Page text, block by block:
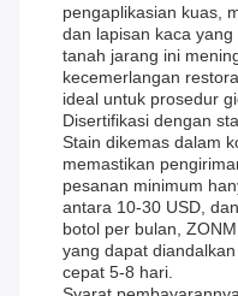
pengaplikasian kuas,
dan lapisan kaca
tanah jarang ini
kecemerlangan
ideal untuk prosedur
Disertifikasi dengan
Stain dikemas dalam
memastikan
pesanan minimum
antara 10-30 USD,
botol per bulan,
yang dapat
cepat 5-8 hari.